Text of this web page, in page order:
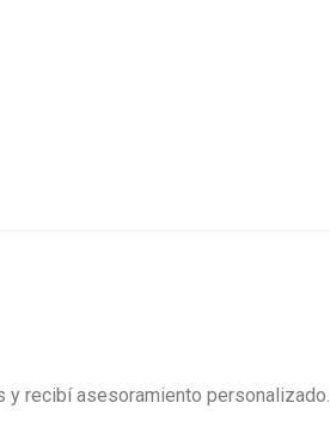
y recibí asesoramiento personalizado.